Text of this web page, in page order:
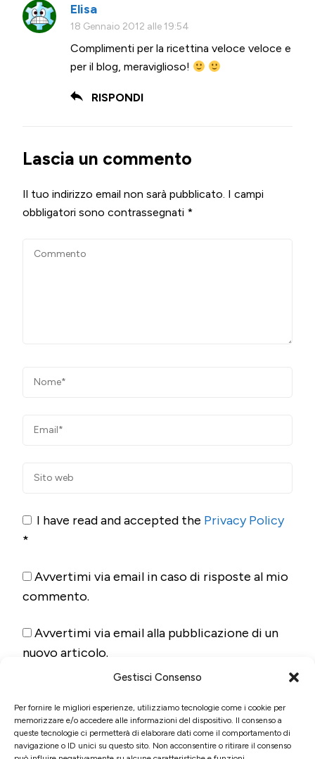
Gestisci Consenso
Per fornire le migliori esperienze, utilizziamo tecnologie come i cookie per
memorizzare e/o accedere alle informazioni del dispositivo. Il consenso a
queste tecnologie ci permetterà di elaborare dati come il comportamento di
navigazione o ID unici su questo sito. Non acconsentire o ritirare il consenso
Elisa
18 Gennaio 2012 alle 19:54
Complimenti per la ricettina veloce veloce e
per il blog, meraviglioso!
RISPONDI
Lascia un commento
Il tuo indirizzo email non sarà pubblicato. I campi
obbligatori sono contrassegnati *
I have read and accepted the Privacy Policy
*
Avvertimi via email in caso di risposte al mio
commento.
Avvertimi via email alla pubblicazione di un
nuovo articolo.